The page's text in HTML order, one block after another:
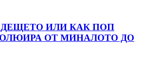
ИЛИ КАК ПОП
ОТ МИНАЛОТО ДО